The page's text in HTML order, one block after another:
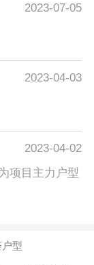
2023-07-05
2023-04-03
2023-04-02
项目主力户型
型